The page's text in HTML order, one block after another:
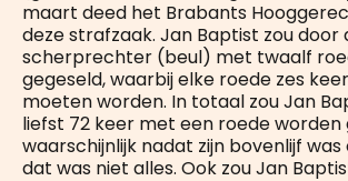
maart deed het Brabants
deze strafzaak. Jan Baptist zou door
scherprechter (beul) met twaalf
gegeseld, waarbij elke roede zes
moeten worden. In totaal zou Jan
liefst 72 keer met een roede worden
waarschijnlijk nadat zijn bovenlijf
dat was niet alles. Ook zou Jan